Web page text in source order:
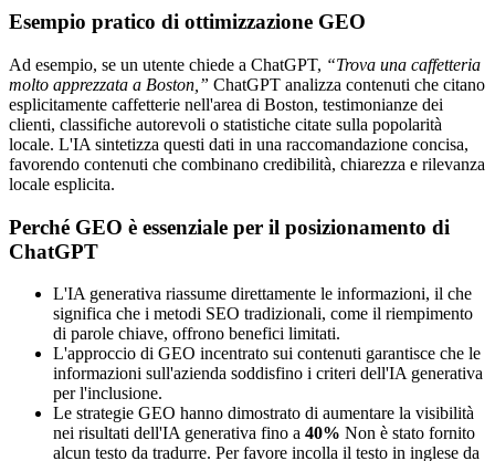
Esempio pratico di ottimizzazione GEO
Ad esempio, se un utente chiede a ChatGPT, “Trova una caffetteria
molto apprezzata a Boston,” ChatGPT analizza contenuti che citano
esplicitamente caffetterie nell'area di Boston, testimonianze dei
clienti, classifiche autorevoli o statistiche citate sulla popolarità
locale. L'IA sintetizza questi dati in una raccomandazione concisa,
favorendo contenuti che combinano credibilità, chiarezza e rilevanza
locale esplicita.
Perché GEO è essenziale per il posizionamento di
ChatGPT
L'IA generativa riassume direttamente le informazioni, il che
significa che i metodi SEO tradizionali, come il riempimento
di parole chiave, offrono benefici limitati.
L'approccio di GEO incentrato sui contenuti garantisce che le
informazioni sull'azienda soddisfino i criteri dell'IA generativa
per l'inclusione.
Le strategie GEO hanno dimostrato di aumentare la visibilità
nei risultati dell'IA generativa fino a 40% Non è stato fornito
alcun testo da tradurre. Per favore incolla il testo in inglese da